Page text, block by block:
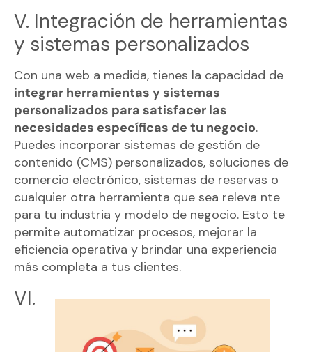
V. Integración de herramientas
y sistemas personalizados
Con una web a medida, tienes la capacidad de
integrar herramientas y sistemas
personalizados para satisfacer las
necesidades específicas de tu negocio.
Puedes incorporar sistemas de gestión de
contenido (CMS) personalizados, soluciones de
comercio electrónico, sistemas de reservas o
cualquier otra herramienta que sea releva nte
para tu industria y modelo de negocio. Esto te
permite automatizar procesos, mejorar la
eficiencia operativa y brindar una experiencia
más completa a tus clientes.
VI.